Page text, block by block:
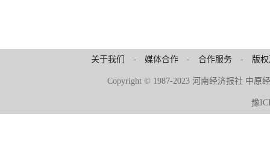
关于我们 - 媒体合作- 合作服务- 版
Copyright © 1987-2023 河南经济报社 中原
豫